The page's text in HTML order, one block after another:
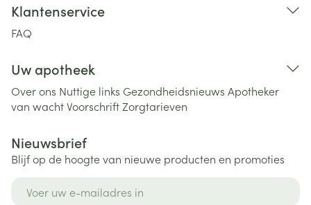
Klantenservice
FAQ
Uw apotheek
Over ons Nuttige links Gezondheidsnieuws Apotheker
van wachtVoorschriftZorgtarieven
Nieuwsbrief
Blijf op de hoogte van nieuwe producten en promoties